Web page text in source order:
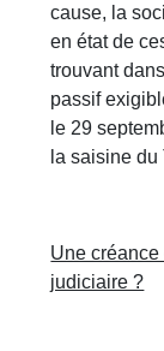
cause, la
en état de
trouvant
passif
le 29
la saisine du
Une
judiciaire ?